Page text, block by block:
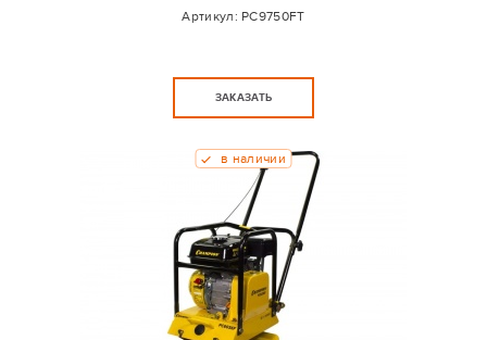
Артикул: PC9750FT
ЗАКАЗАТЬ
в наличии